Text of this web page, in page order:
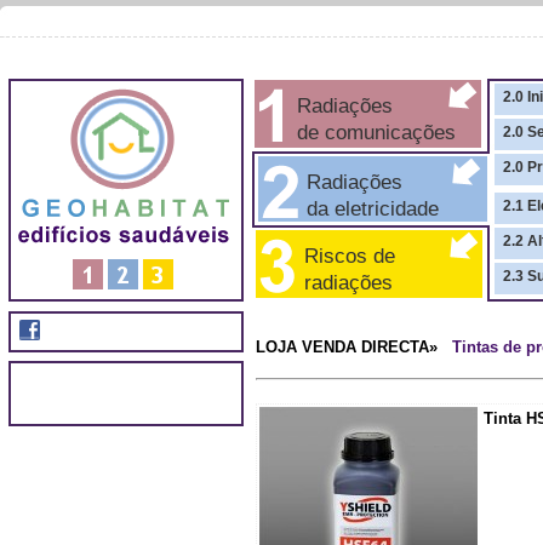
Radiações
de comunicações
Radiações
da eletricidade
Riscos de
radiações
2.0
2.0
2.0
2.1
2.2
2.3
LOJA VENDA DIRECTA» Tintas de
Tinta